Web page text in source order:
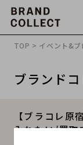
TOP > イベント&
ブランド
【ブラコレ原
入れたい/買取